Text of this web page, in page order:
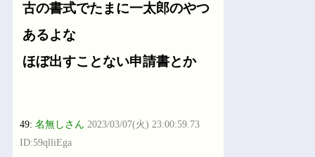
古の書式でたまに一太郎のやつ
あるよな
ほぼ出すことない申請書とか
49:名無しさん 2023/03/07(火) 23:00:59.73
ID:59qlliEga